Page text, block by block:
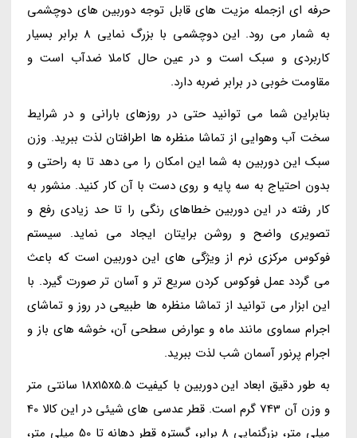
حرفه ای ازجمله مزیت های قابل توجه دوربین های دوچشمی
به شمار می رود. این دوچشمی با بزرگ نمایی 8 برابر بسیار
کاربردی و سبک است و در عین حال کاملا ضدآب است و
مقاومت خوبی در برابر ضربه دارد.
بنابراین شما می توانید حتی در روزهای بارانی و در شرایط
سخت آب وهوایی از تماشا منظره ها اطرافتان لذت ببرید. وزن
سبک این دوربین به شما این امکان را می دهد تا به راحتی و
بدون احتیاج به سه پایه و روی دست با آن کار کنید. منشور به
کار رفته در این دوربین خطاهای رنگی را تا حد زیادی رفع و
تصویری واضح و روشن برایتان ایجاد می نماید. سیستم
فوکوس مرکزی نرم از ویژگی های این دوربین است که باعث
می گردد عمل فوکوس کردن سریع تر و آسان تر صورت گیرد. با
این ابزار می توانید از تماشا منظره ها طبیعی در روز و تماشای
اجرام سماوی مانند ماه و عوارض سطحی آن، خوشه های باز و
اجرام پرنور آسمان شب لذت ببرید.
به طور دقیق ابعاد این دوربین با کیفیت 18x15x5.5 سانتی متر
و وزن آن 743 گرم است. قطر عدسی های شیئی در این کالا 40
میلی متر، بزرگنمایی 8 برابر، گستره قطر دهانه تا 50 میلی متر،